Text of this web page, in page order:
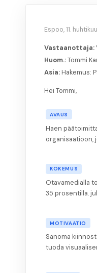
Espoo, 11.
Vastaanottaja:
Huom.:Tommi
Asia: Hakemus:
Hei Tommi,
AVAUS
Haen
organisaatioon,
KOKEMUS
Otavamedialla
35 prosentilla.
MOTIVAATIO
Sanoma
tuoda